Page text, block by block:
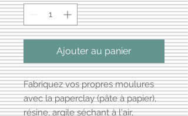
Ajouter au panier
Fabriquez vos propres moulures
avec la paperclay (pâte à papier),
résine, argile séchant à l'air,